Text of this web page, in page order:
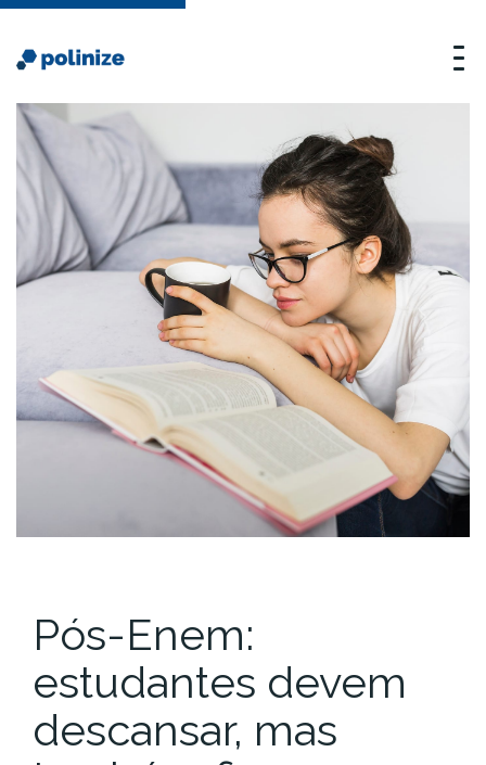
Pós-Enem:
estudantes devem
descansar, mas